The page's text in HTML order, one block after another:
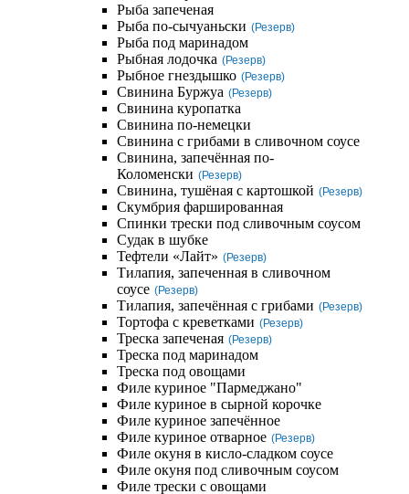
Рыба запеченая
Рыба по-сычуаньски (Резерв)
Рыба под маринадом
Рыбная лодочка (Резерв)
Рыбное гнездышко (Резерв)
Свинина Буржуа (Резерв)
Свинина куропатка
Свинина по-немецки
Свинина с грибами в сливочном соусе
Свинина, запечённая по-
Коломенски (Резерв)
Свинина, тушёная с картошкой (Резерв)
Скумбрия фаршированная
Спинки трески под сливочным соусом
Судак в шубке
Тефтели «Лайт» (Резерв)
Тилапия, запеченная в сливочном
соусе (Резерв)
Тилапия, запечённая с грибами (Резерв)
Тортофа с креветками (Резерв)
Треска запеченая (Резерв)
Треска под маринадом
Треска под овощами
Филе куриное "Пармеджано"
Филе куриное в сырной корочке
Филе куриное запечённое
Филе куриное отварное (Резерв)
Филе окуня в кисло-сладком соусе
Филе окуня под сливочным соусом
Филе трески с овощами